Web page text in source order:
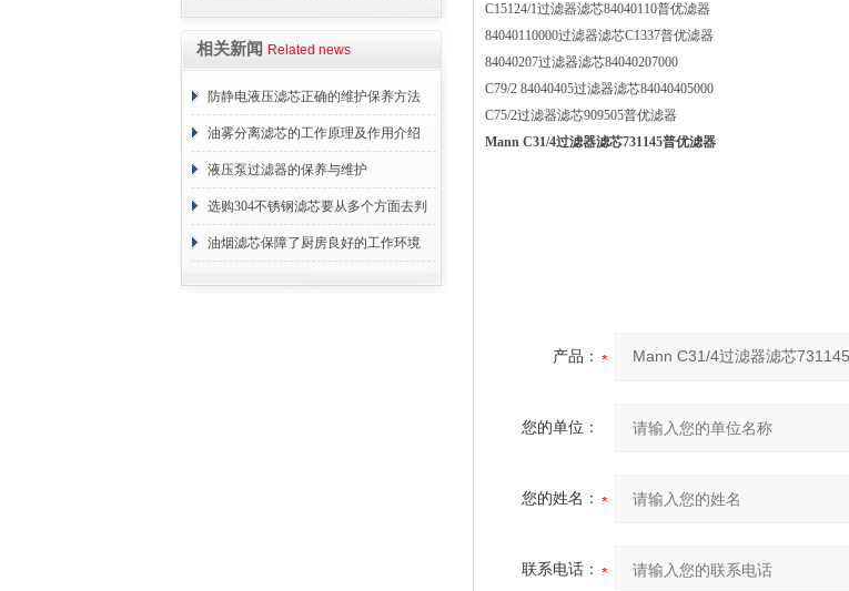
相关新闻 Related news
防静电液压滤芯正确的维护保养方法
油雾分离滤芯的工作原理及作用介绍
液压泵过滤器的保养与维护
选购304不锈钢滤芯要从多个方面去判
断
油烟滤芯保障了厨房良好的工作环境
C15124/1过滤器滤芯84040110普优滤器
84040110000过滤器滤芯C1337普优滤器
84040207过滤器滤芯84040207000
C79/2 84040405过滤器滤芯84040405000
C75/2过滤器滤芯909505普优滤器
Mann C31/4过滤器滤芯731145普优滤器
产品：
您的单位：
您的姓名：
联系电话：